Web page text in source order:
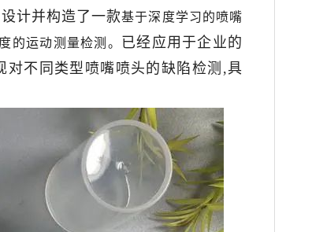
计并构造了一款基于深度学习的喷嘴
的运动测量检测。
已经应用于企业的
对不同类型喷嘴喷头的缺陷检测,具